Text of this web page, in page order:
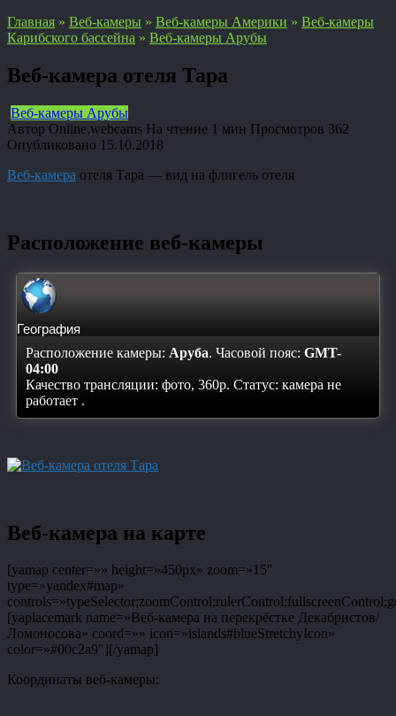
Главная » Веб-камеры » Веб-камеры Америки » Веб-камеры
Карибского бассейна » Веб-камеры Арубы
Веб-камера отеля Тара
Веб-камеры Арубы
Автор Online.webcams На чтение 1 мин Просмотров 362
Опубликовано 15.10.2018
Веб-камера отеля Тара — вид на флигель отеля
Расположение веб-камеры
География
Расположение камеры: Аруба. Часовой пояс: GMT-
04:00
Качество трансляции: фото, 360p. Статус: камера не
работает .
Веб-камера на карте
[yamap center=»» height=»450px» zoom=»15″
type=»yandex#map»
[yaplacemark name=»Веб-камера на перекрёстке Декабристов/
Ломоносова» coord=»» icon=»islands#blueStretchyIcon»
color=»#00c2a9″][/yamap]
Координаты веб-камеры: